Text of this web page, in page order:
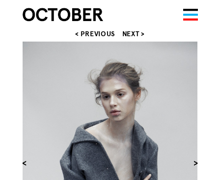
< PREVIOUS NEXT >